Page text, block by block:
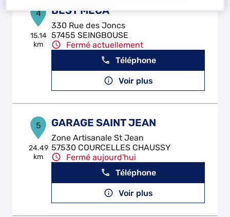
4
15.14
km
BEST MECA
330 Rue des Joncs
57455 SEINGBOUSE
Fermé actuellement
Téléphone
Voir plus
5
24.49
km
GARAGE SAINT JEAN
Zone Artisanale St Jean
57530 COURCELLES CHAUSSY
Fermé aujourd'hui
Téléphone
Voir plus